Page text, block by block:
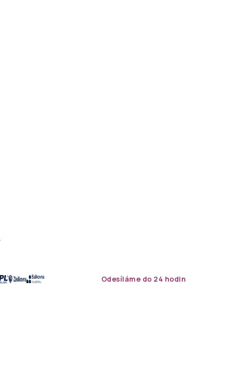
Odesíláme do 24 hodin